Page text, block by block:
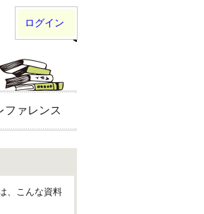
ファレンス
ログイン
、こんな資料